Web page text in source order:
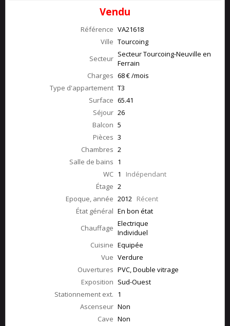
Vendu
Référence VA21618
Ville Tourcoing
Secteur Secteur Tourcoing-Neuville en
Ferrain
Charges 68 € /mois
Type d'appartement T3
Surface 65.41
Séjour 26
Balcon 5
Pièces 3
Chambres 2
Salle de bains 1
WC 1 Indépendant
Étage 2
Epoque, année 2012 Récent
État général En bon état
Chauffage Electrique
Individuel
Cuisine Equipée
Vue Verdure
Ouvertures PVC, Double vitrage
Exposition Sud-Ouest
Stationnement ext. 1
Ascenseur Non
Cave Non